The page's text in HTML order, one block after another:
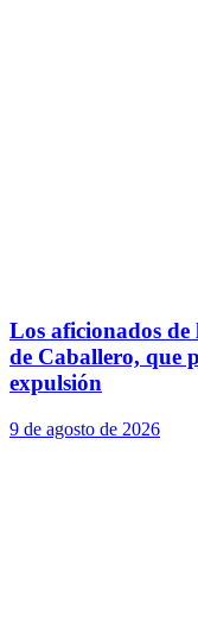
Los aficionados de
de Caballero, que
expulsión
9 de agosto de 2026